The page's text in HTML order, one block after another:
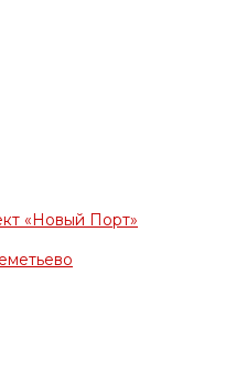
«Новый Порт»